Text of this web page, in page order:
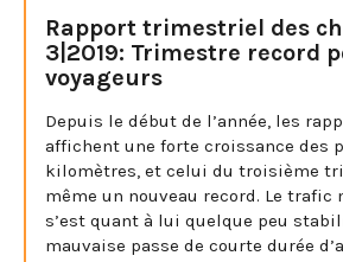
Rapport trimestriel des
3|2019: Trimestre record
voyageurs
Depuis le début de l’année, les
affichent une forte croissance des
kilomètres, et celui du troisième
même un nouveau record. Le trafic
s’est quant à lui quelque peu
mauvaise passe de courte durée